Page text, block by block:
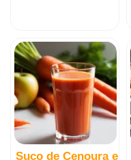
Suco de Cenoura e